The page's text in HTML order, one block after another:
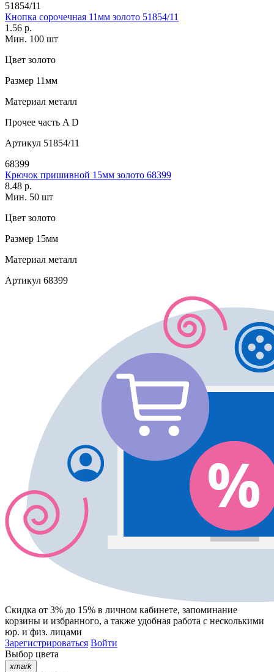
51854/11
Кнопка сорочечная 11мм золото 51854/11
1.56 р.
Мин. 100 шт
Цвет золото
Размер 11мм
Материал металл
Прочее часть A D
Артикул 51854/11
68399
Крючок пришивной 15мм золото 68399
8.48 р.
Мин. 50 шт
Цвет золото
Размер 15мм
Материал металл
Артикул 68399
Скидка от 3% до 15% в личном кабинете, запоминание
корзины и избранного, а также удобная работа с несколькими
юр. и физ. лицами
Зарегистрироваться Войти
Выбор цвета
xmark